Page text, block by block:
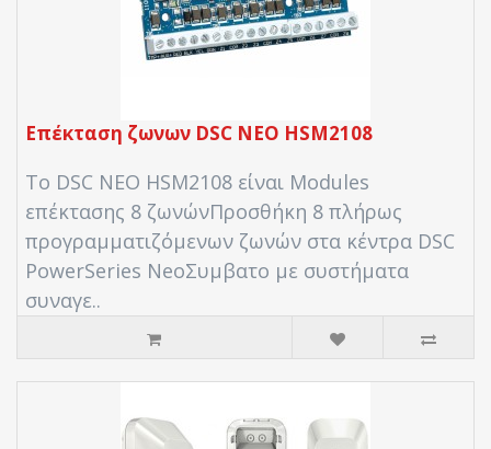
Επέκταση ζωνων DSC NEO HSM2108
Το DSC NEO HSM2108 είναι Modules
επέκτασης 8 ζωνώνΠροσθήκη 8 πλήρως
προγραμματιζόμενων ζωνών στα κέντρα DSC
PowerSeries NeoΣυμβατο με συστήματα
συναγε..